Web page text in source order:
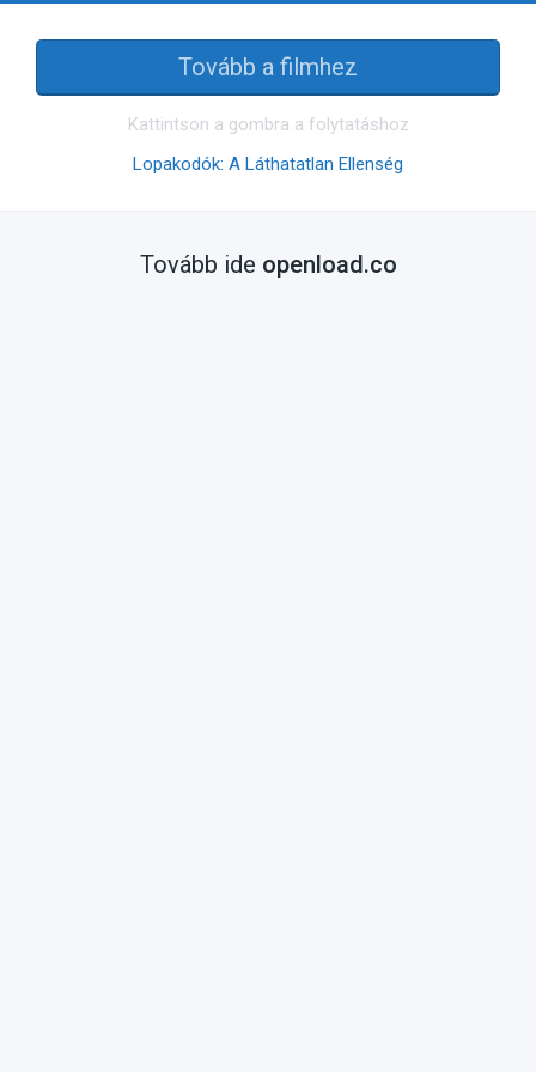
Tovább a filmhez
Kattintson a gombra a folytatáshoz
Lopakodók: A Láthatatlan Ellenség
Tovább ide openload.co